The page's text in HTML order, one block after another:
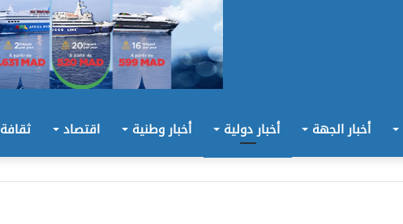
أخبار الجهة أخبار دولية أخبار وطنية اقتصاد ثقافة